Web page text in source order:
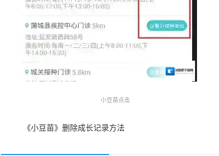
小豆苗点击
《小豆苗》删除成长记录方法